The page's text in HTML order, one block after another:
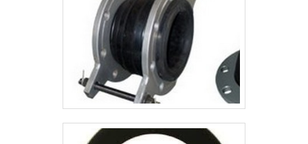
Controla a pressão e distribuição do
ar comprimido.O sistema d.